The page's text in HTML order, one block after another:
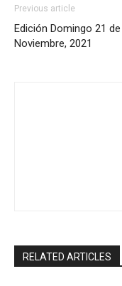
Previous article
Edición Domingo 21 de
Noviembre, 2021
RELATED ARTICLES